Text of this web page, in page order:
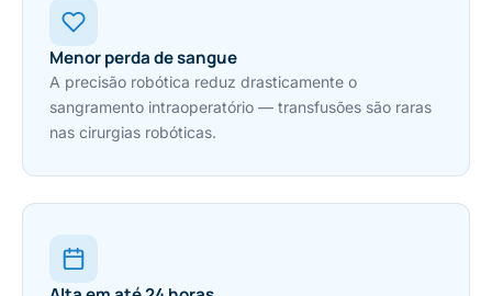
Menor perda de sangue
A precisão robótica reduz drasticamente o
sangramento intraoperatório — transfusões são raras
nas cirurgias robóticas.